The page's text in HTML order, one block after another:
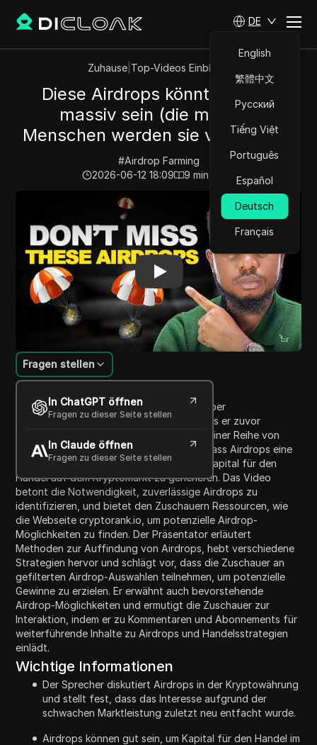
DE
English
繁體中文
Русский
Tiếng Việt
Português
Español
Deutsch
Français
Zuhause Top-Videos Einblicke
Diese Airdrops könnten 2026
massiv sein (die meisten
Menschen werden sie verpassen)
#Airdrop Farming
2026-06-12 18:09
9 min lesen
Diese Airdrops könnten 2026 massiv sein
Inhaltsübersicht
Fragen stellen
In ChatGPT öffnen
Fragen zu dieser Seite stellen
In Claude öffnen
Fragen zu dieser Seite stellen
In diesem Video spricht der Präsentator über
Kryptowährungs-Airdrops und erklärt, dass er zuvor
zögerte, darüber zu sprechen, aufgrund einer Reihe von
erfolglosen Airdrops. Er teilt jedoch mit, dass Airdrops eine
effektive Methode sein können, um Startkapital für den
Handel auf dem Kryptomarkt zu generieren. Das Video
betont die Notwendigkeit, zuverlässige Airdrops zu
identifizieren, und bietet den Zuschauern Ressourcen, wie
die Webseite cryptorank.io, um potenzielle Airdrop-
Möglichkeiten zu finden. Der Präsentator erläutert
Methoden zur Auffindung von Airdrops, hebt verschiedene
Strategien hervor und schlägt vor, dass die Zuschauer an
gefilterten Airdrop-Auswahlen teilnehmen, um potenzielle
Gewinne zu erzielen. Er erwähnt auch bevorstehende
Airdrop-Möglichkeiten und ermutigt die Zuschauer zur
Interaktion, indem er zu Kommentaren und Abonnements für
weiterführende Inhalte zu Airdrops und Handelsstrategien
einlädt.
Wichtige Informationen
Der Sprecher diskutiert Airdrops in der Kryptowährung
und stellt fest, dass das Interesse aufgrund der
schwachen Marktleistung zuletzt neu entfacht wurde.
Airdrops können gut sein, um Kapital für den Handel im